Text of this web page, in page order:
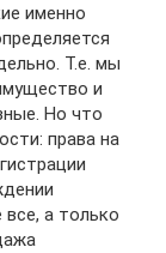
именно
Т.е. мы
и
Но что
права на
а только